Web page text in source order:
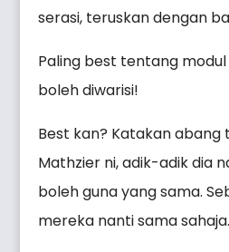
serasi, teruskan dengan
Paling best tentang
boleh diwarisi!
Best kan? Katakan abang
Mathzier ni, adik-adik dia
boleh guna yang sama.
mereka nanti sama sahaja.